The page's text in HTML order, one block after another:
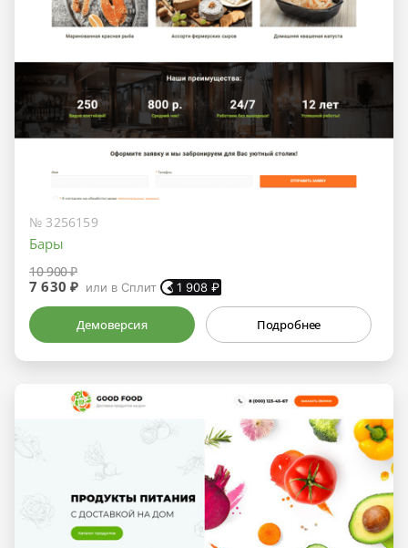
№ 3256159
Бары
10 900 ₽
7 630 ₽ или в Сплит 1 908 ₽
Демоверсия Подробнее